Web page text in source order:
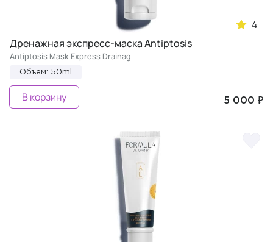
4
Дренажная экспресс-маска Antiptosis
Antiptosis Mask Express Drainag
Объем: 50ml
5 000 ₽
В корзину